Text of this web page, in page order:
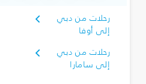
رحلات من دبي
إلى أوفا
رحلات من دبي
إلى سامارا